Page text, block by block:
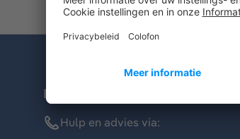
Dräger klantenservice
Hulp en advies via: